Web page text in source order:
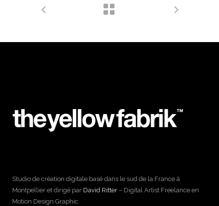
Studio de création digitale basé dans le sud de la France à
Montpellier et dirigé par David Ritter – Digital Artist Freelance en
Motion Design Graphic.